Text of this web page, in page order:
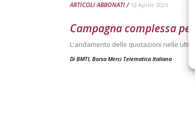
ARTICOLI ABBONATI 13 Aprile 2026
Campagna complessa per
L'andamento delle quotazioni nelle
Di BMTI, Borsa Merci Telematica Italiana